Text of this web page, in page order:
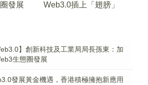
發展
Web3.0插上「翅膀」
】創新科技及工業局局長孫東：加
生態圈發展
發展黃金機遇，香港積極擁抱新應用